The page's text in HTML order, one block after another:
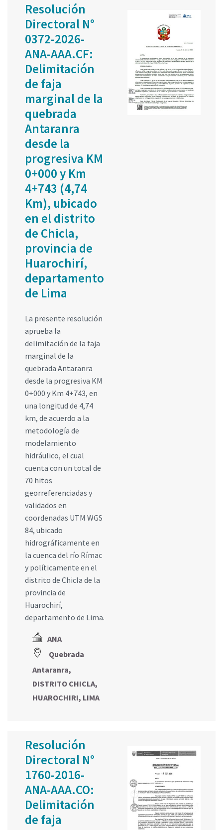
Resolución
Directoral N°
0372-2026-
ANA-AAA.CF:
Delimitación
de faja
marginal de la
quebrada
Antaranra
desde la
progresiva KM
0+000 y Km
4+743 (4,74
Km), ubicado
en el distrito
de Chicla,
provincia de
Huarochirí,
departamento
de Lima
La presente resolución
aprueba la
delimitación de la faja
marginal de la
quebrada Antaranra
desde la progresiva KM
0+000 y Km 4+743, en
una longitud de 4,74
km, de acuerdo a la
metodología de
modelamiento
hidráulico, el cual
cuenta con un total de
70 hitos
georreferenciadas y
validados en
coordenadas UTM WGS
84, ubicado
hidrográficamente en
la cuenca del río Rímac
y políticamente en el
distrito de Chicla de la
provincia de
Huarochirí,
departamento de Lima.
ANA
Quebrada
Antaranra,
DISTRITO CHICLA,
HUAROCHIRI, LIMA
Resolución
Directoral N°
1760-2016-
ANA-AAA.CO:
Delimitación
de faja